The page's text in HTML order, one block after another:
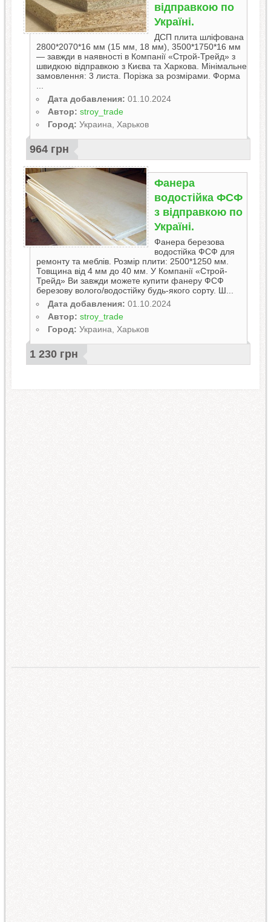
відправкою по
Україні.
ДСП плита шліфована
2800*2070*16 мм (15 мм, 18 мм), 3500*1750*16 мм
— завжди в наявності в Компанії «Строй-Трейд» з
швидкою відправкою з Києва та Харкова. Мінімальне
замовлення: 3 листа. Порізка за розмірами. Форма
...
Дата добавления: 01.10.2024
Автор: stroy_trade
Город: Украина, Харьков
964 грн
Фанера
водостійка ФСФ
з відправкою по
Україні.
Фанера березова
водостійка ФСФ для
ремонту та меблів. Розмір плити: 2500*1250 мм.
Товщина від 4 мм до 40 мм. У Компанії «Строй-
Трейд» Ви завжди можете купити фанеру ФСФ
березову волого/водостійку будь-якого сорту. Ш...
Дата добавления: 01.10.2024
Автор: stroy_trade
Город: Украина, Харьков
1 230 грн